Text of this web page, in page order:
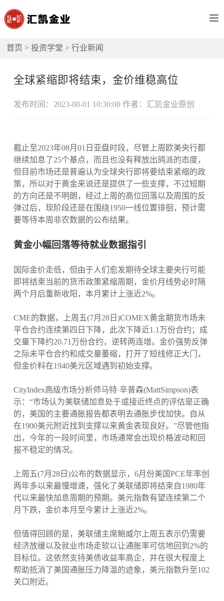
首页 >投资学堂 >行业新闻
全球紧缩即将结束，金价维稳高位
发布时间：2023-08-01 10:30:00 作者：汇凯金业原创
截止至2023年08月01日亚盘时段，尽管上周欧美央行都
继续加息了25个基点，而且也没有释放出鸽派的态度，
但目前市场还是普遍认为全球央行即将要结束紧缩的政
策，所以对于黄金来说还是提供了一些支撑，不过短期
的方向还是不明朗，经过上周的高位回落以及周围的反
弹过后，现阶段还是在围绕1950一线位置徘徊，预计需
要等待本周非农数据的公布结果。
黄金小幅回落等待就业数据指引
国际金价走低，但由于人们愈发期待全球主要央行可能
即将结束当前的货币政策紧缩周期，金价月线势必时隔
两个月后重新收阳，本月累计上涨近2%。
CME的数据，上周五(7月28日)COMEX黄金期货市场未
平仓合约连续第四日下降，此次下降近1.1万份合约；成
交量下降约20.71万份合约，逆转两连增。金价强势反弹
之际未平仓合约和成交量萎缩，打开了短线修正大门，
但金价料在1940美元区域遇到初始支撑。
CityIndex高级市场分析师马特·辛普森(MattSimpson)表
示：“市场认为美联储加息处于或接近终点的评估是正确
的，美国的主要通胀报告都表明去通胀步伐加快。自从
在1900美元附近找到支撑以来黄金表现良好。”尽管他指
出，今年的一段时间里，市场通常会出现价格波动和回
报不稳定的情况。
上周五(7月28日)公布的数据显示，6月份美国PCE年率创
两年多以来最慢增速，强化了美联储即将结束自1980年
代以来最快加息周期的预期。美元指数有望连续第二个
月下跌，金价本月至今累计上涨近2%。
但值得回顾的是，美联储主席鲍威尔上周五表示仍需要
经济放缓以及就业市场走软以让通胀率可信地回到2%的
目标位。这依然支持美债收益率高企，并在很大程度上
帮助抵消了美国通胀压力降温的迹象，美元指数升至102
关口附近。